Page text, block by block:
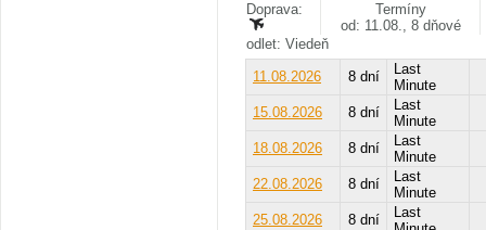
Doprava:
Termíny
od: 11.08., 8 dňové
odlet: Viedeň
11.08.2026
8 dní
Last
Minute
15.08.2026
8 dní
Last
Minute
18.08.2026
8 dní
Last
Minute
22.08.2026
8 dní
Last
Minute
25.08.2026
8 dní
Last